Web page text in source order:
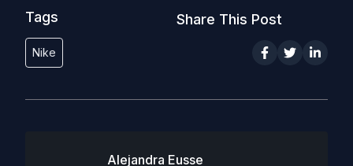
Tags
Nike
Share This Post
Alejandra Eusse